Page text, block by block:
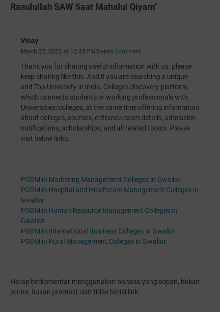
Rasulullah SAW Saat Mahalul Qiyam"
Vinay
March 27, 2023 at 12:45 PM Delete Comment
Thank you for sharing useful information with us. please
keep sharing like this. And if you are searching a unique
and Top University in India, Colleges discovery platform,
which connects students or working professionals with
Universities/colleges, at the same time offering information
about colleges, courses, entrance exam details, admission
notifications, scholarships, and all related topics. Please
visit below links:
PGDM in Marketing Management Colleges in Gwalior
PGDM in Hospital and Healthcare Management Colleges in
Gwalior
PGDM in Human Resource Management Colleges in
Gwalior
PGDM in International Business Colleges in Gwalior
PGDM in Rural Management Colleges in Gwalior
Harap berkomentar menggunakan bahasa yang sopan, bukan
porno, bukan promosi, dan tidak berisi link.